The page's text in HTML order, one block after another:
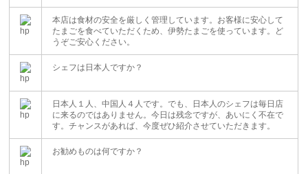
本店は食材の安全を厳しく管理しています。お客様に安心して
たまごを食べていただくため、伊勢たまごを使っています。ど
うぞご安心ください。
シェフは日本人ですか？
日本人１人、中国人４人です。でも、日本人のシェフは毎日店
に来るのではありません。今日は残念ですが、あいにく不在で
す。チャンスがあれば、今度ぜひ紹介させていただきます。
お勧めものは何ですか？